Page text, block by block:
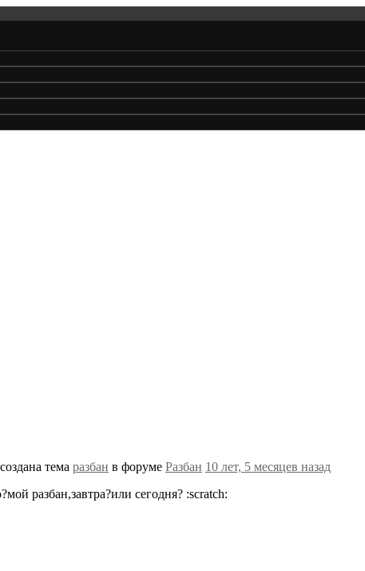
создана тема разбан в форуме Разбан 10 лет, 5 месяцев назад
разбан,завтра?или сегодня? :scratch: